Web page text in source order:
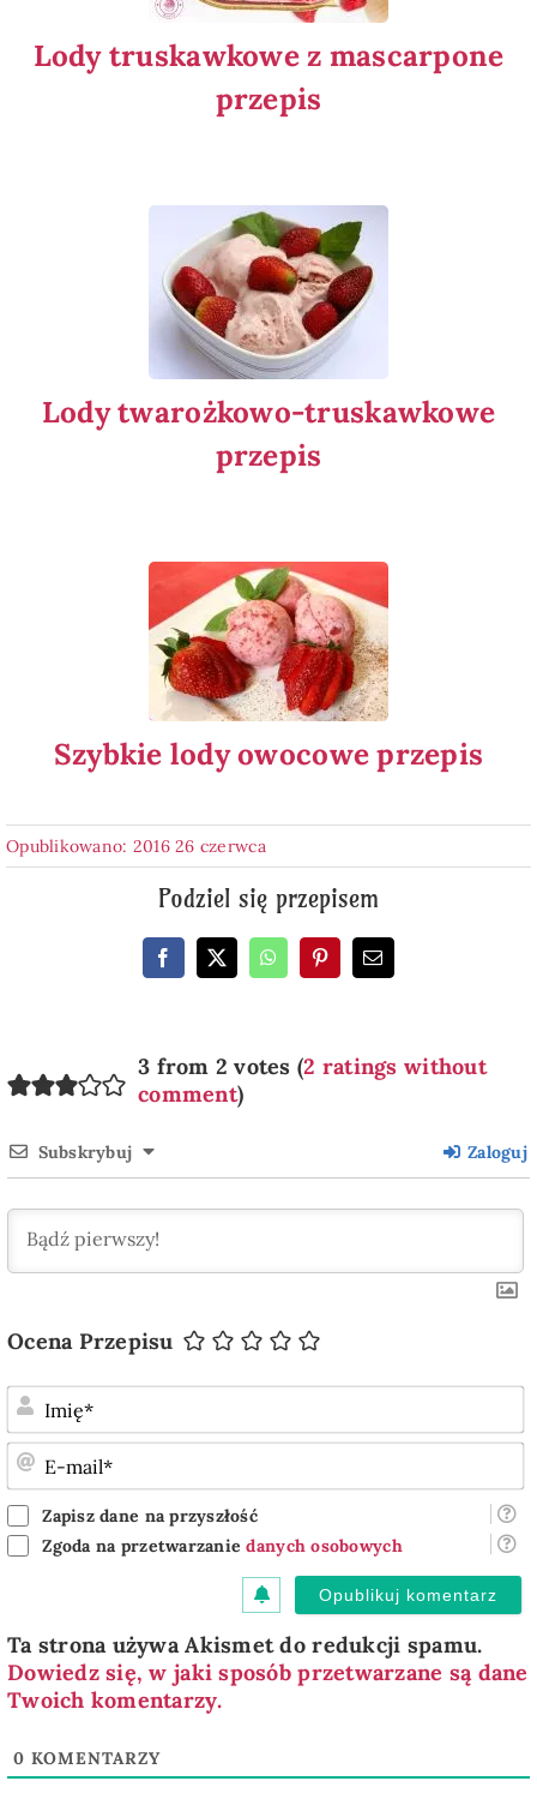
Lody truskawkowe z mascarpone
przepis
Lody twarożkowo-truskawkowe
przepis
Szybkie lody owocowe przepis
Opublikowano: 2016 26 czerwca
Podziel się przepisem
3 from 2 votes (2 ratings without
comment)
Subskrybuj Zaloguj
Ocena Przepisu
Zapisz dane na przyszłość
Zgoda na przetwarzaniedanych osobowych
Ta strona używa Akismet do redukcji spamu.
Dowiedz się, w jaki sposób przetwarzane są dane
Twoich komentarzy.
0 KOMENTARZY